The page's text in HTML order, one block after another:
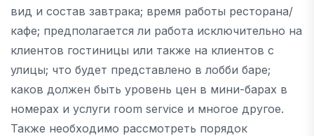
вид и состав завтрака; время работы ресторана/
кафе; предполагается ли работа исключительно на
клиентов гостиницы или также на клиентов с
улицы; что будет представлено в лобби баре;
каков должен быть уровень цен в мини-барах в
номерах и услуги room service и многое другое.
Также необходимо рассмотреть порядок